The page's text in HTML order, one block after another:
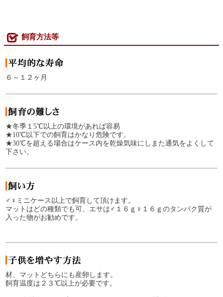
飼育方法等
６～１２ヶ月
★冬季１5℃以上の環境があれば容易
★10℃以下での飼育はかなり危険です。
★30℃を超える場合はケース内を乾燥気味にしまた通気をよくして
下さい。
♂♀ミニケース以上で飼育して頂けます。
マットはどの種類でも可、エサは♂１６ｇ♀１６ｇのタンパク質が
入った物がお勧めです。
材、マットどちらにも産卵します。
飼育温度は２３℃以上が必要です。